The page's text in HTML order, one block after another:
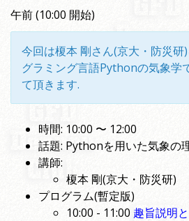
午前 (10:00 開始)
今回は榎本 剛さん(京大・防災研
グラミング言語Pythonの気象学
て頂きます.
時間: 10:00 〜 12:00
話題: Pythonを用いた気象の
講師:
榎本 剛(京大・防災研)
プログラム(暫定版)
10:00 - 11:00 趣旨説明